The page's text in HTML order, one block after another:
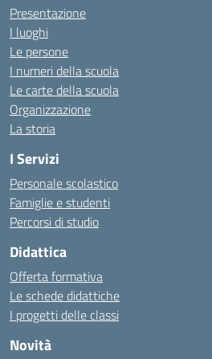
Presentazione
I luoghi
Le persone
I numeri della scuola
Le carte della scuola
Organizzazione
La storia
I Servizi
Personale scolastico
Famiglie e studenti
Percorsi di studio
Didattica
Offerta formativa
Le schede didattiche
I progetti delle classi
Novità